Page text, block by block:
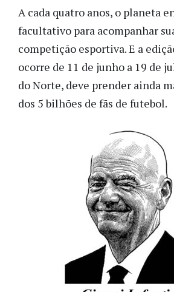
A cada quatro anos, o planeta
facultativo para acompanhar
competição esportiva. E a
ocorre de 11 de junho a 19 de
do Norte, deve prender ainda
dos 5 bilhões de fãs de futebol.